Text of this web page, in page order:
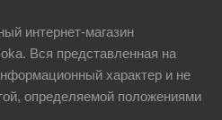
интернет-магазин
Вся представленная на
характер и не
определяемой положениями